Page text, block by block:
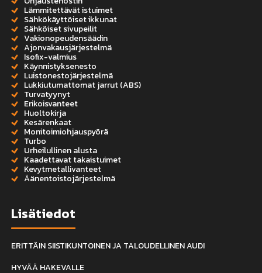
Lämmitettävät istuimet
Sähkökäyttöiset ikkunat
Sähköiset sivupeilit
Vakionopeudensäädin
Ajonvakausjärjestelmä
Isofix-valmius
Käynnistyksenesto
Luistonestojärjestelmä
Lukkiutumattomat jarrut (ABS)
Turvatyynyt
Erikoisvanteet
Huoltokirja
Kesärenkaat
Monitoimiohjauspyörä
Turbo
Urheilullinen alusta
Kaadettavat takaistuimet
Kevytmetallivanteet
Äänentoistojärjestelmä
Lisätiedot
ERITTÄIN SIISTIKUNTOINEN JA TALOUDELLINEN AUDI
HYVÄÄ HAKEVALLE